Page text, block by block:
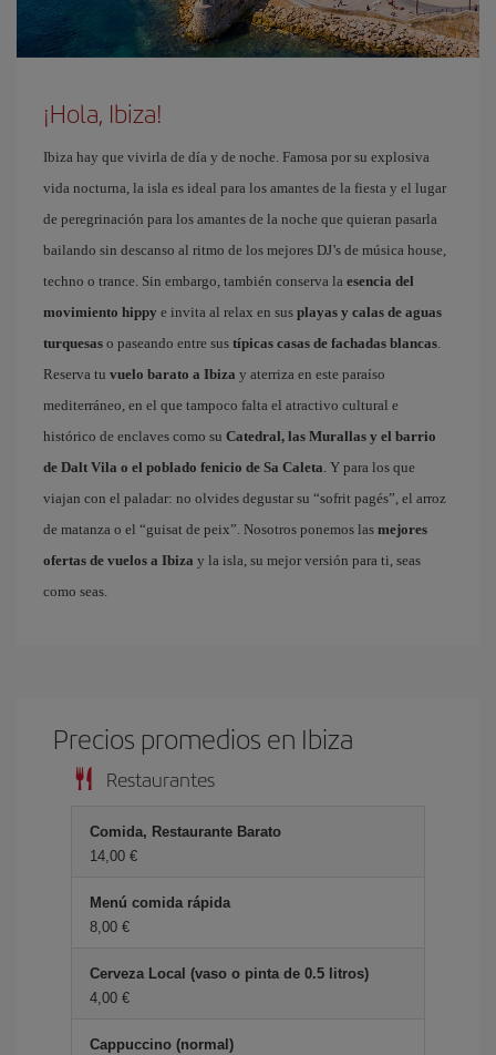
¡Hola, Ibiza!
Ibiza hay que vivirla de día y de noche. Famosa por su explosiva
vida nocturna, la isla es ideal para los amantes de la fiesta y el lugar
de peregrinación para los amantes de la noche que quieran pasarla
bailando sin descanso al ritmo de los mejores DJ’s de música house,
techno o trance. Sin embargo, también conserva la esencia del
movimiento hippy e invita al relax en sus playas y calas de aguas
turquesas o paseando entre sus típicas casas de fachadas blancas.
Reserva tu vuelo barato a Ibiza y aterriza en este paraíso
mediterráneo, en el que tampoco falta el atractivo cultural e
histórico de enclaves como su Catedral, las Murallas y el barrio
de Dalt Vila o el poblado fenicio de Sa Caleta. Y para los que
viajan con el paladar: no olvides degustar su “sofrit pagés”, el arroz
de matanza o el “guisat de peix”. Nosotros ponemos las mejores
ofertas de vuelos a Ibiza y la isla, su mejor versión para ti, seas
como seas.
Precios promedios en Ibiza
Restaurantes
Comida, Restaurante Barato
14,00 €
Menú comida rápida
8,00 €
Cerveza Local (vaso o pinta de 0.5 litros)
4,00 €
Cappuccino (normal)